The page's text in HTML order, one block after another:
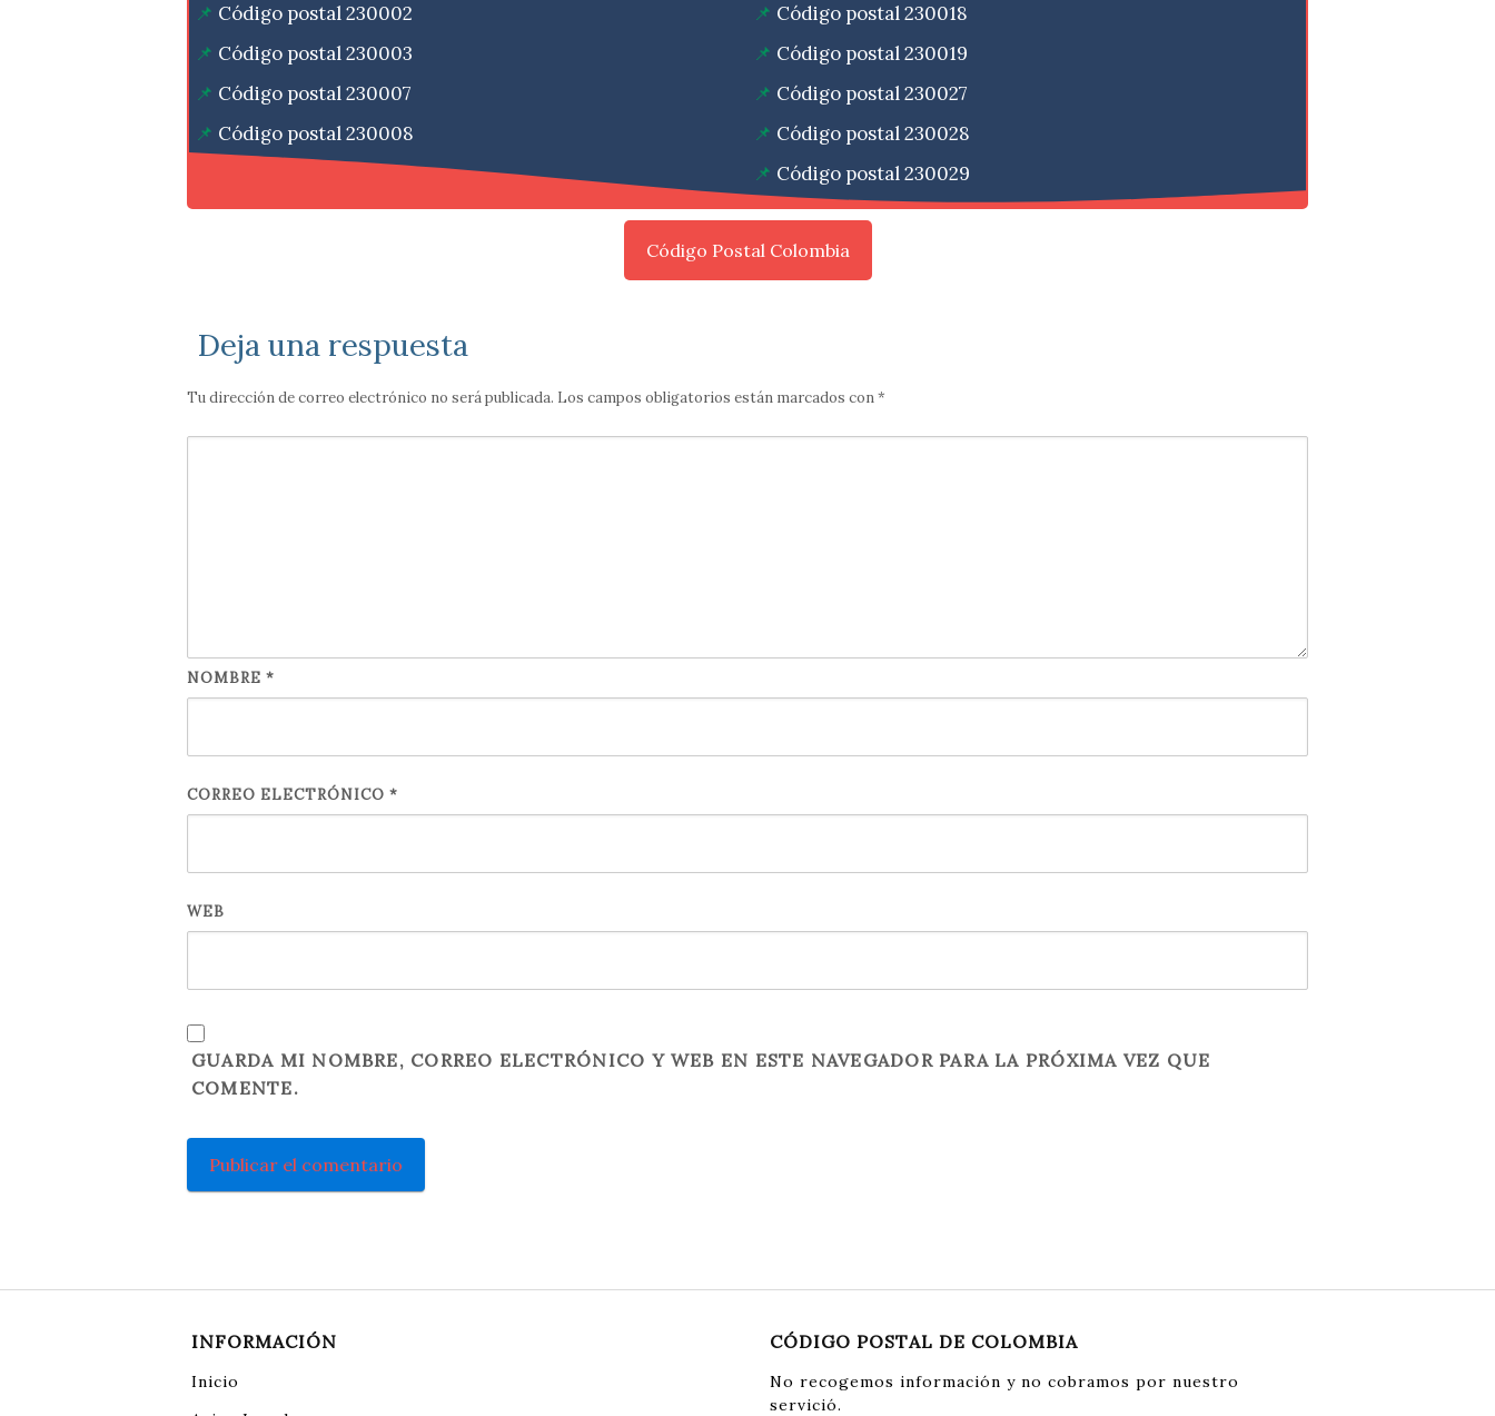
Código postal 230002
Código postal 230003
Código postal 230007
Código postal 230008
Código postal 230009
Código postal 230018
Código postal 230019
Código postal 230027
Código postal 230028
Código postal 230029
Código Postal Colombia
Deja una respuesta
Tu dirección de correo electrónico no será publicada. Los campos obligatorios están marcados con*
NOMBRE *
CORREO ELECTRÓNICO *
WEB
GUARDA MI NOMBRE, CORREO ELECTRÓNICO Y WEB EN ESTE NAVEGADOR PARA LA PRÓXIMA VEZ QUE
COMENTE.
INFORMACIÓN
Inicio
CÓDIGO POSTAL DE COLOMBIA
No recogemos información y no cobramos por nuestro
servició.